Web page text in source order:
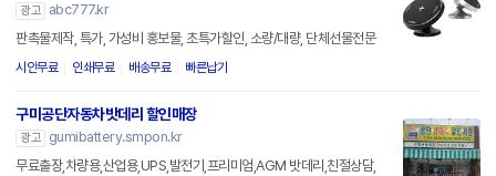
광고
abc777.kr
판촉물제작, 특가, 가성비 홍보물, 초특가할인, 소량/대량, 단체선물전문
시안무료 인쇄무료 배송무료 빠른납기
구미공단자동차밧데리 할인매장
광고
gumibattery.smpon.kr
무료출장,차량용,산업용,UPS,발전기,프리미엄,AGM 밧데리,친절상담,